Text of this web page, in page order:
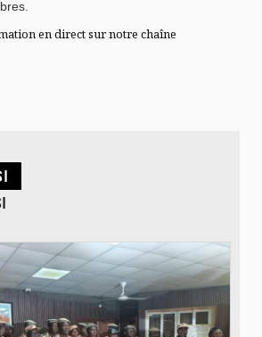
en direct sur notre chaîne